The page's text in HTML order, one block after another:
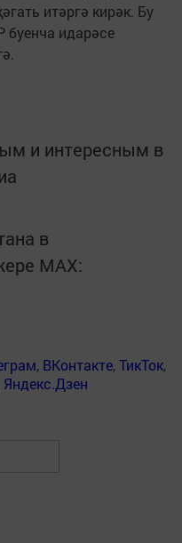
итәргә кирәк. Бу
буенча идарәсе
и интересным в
в
MАХ:
, ВКонтакте,ТикТок,
Яндекс.Дзен